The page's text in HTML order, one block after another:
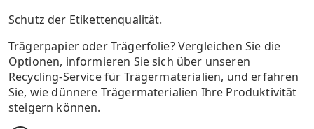
Schutz der Etikettenqualität.
Trägerpapier oder Trägerfolie? Vergleichen Sie die
Optionen, informieren Sie sich über unseren
Recycling-Service für Trägermaterialien, und erfahren
Sie, wie dünnere Trägermaterialien Ihre Produktivität
steigern können.